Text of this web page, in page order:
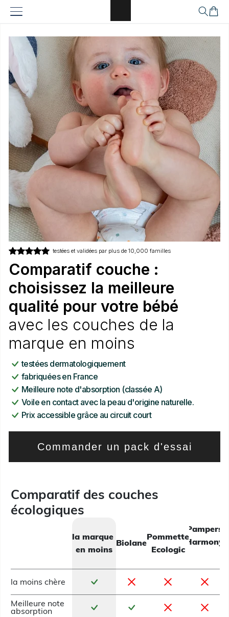
passer au
Panier
testées et validées par plus de 10,000 familles
Comparatif couche :
choisissez la meilleure
qualité pour votre bébé
avec les couches de la
marque en moins
testées dermatologiquement
fabriquées en France
Meilleure note d'absorption (classée A)
Voile en contact avec la peau d'origine naturelle.
Prix accessible grâce au circuit court
Commander un pack d'essai
Comparatif des couches
écologiques
la moins chère
Meilleure note
absorption
la marque
en moins
Biolane
Pommette
Ecologic
Pampers
Harmony